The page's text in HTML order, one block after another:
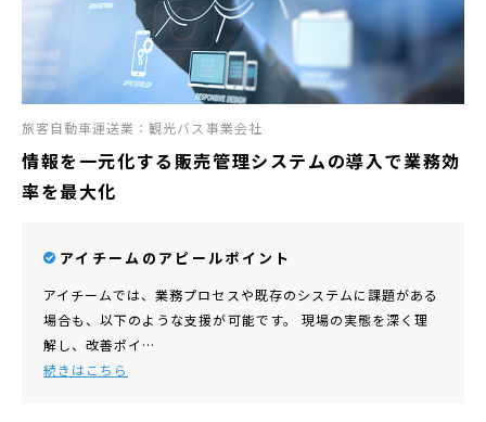
旅客自動車運送業：観光バス事業会社
情報を一元化する販売管理システムの導入で業務効
率を最大化
アイチームのアピールポイント
アイチームでは、業務プロセスや既存のシステムに課題がある
場合も、以下のような支援が可能です。 現場の実態を深く理
解し、改善ポイ…
続きはこちら